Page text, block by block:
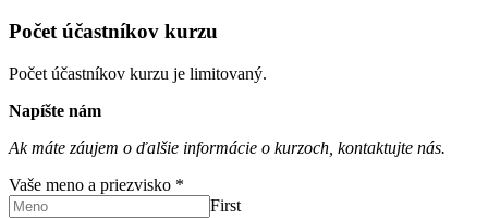
Počet účastníkov kurzu
Počet účastníkov kurzu je limitovaný.
Napíšte nám
Ak máte záujem o ďalšie informácie o kurzoch, kontaktujte nás.
Vaše meno a priezvisko *
First